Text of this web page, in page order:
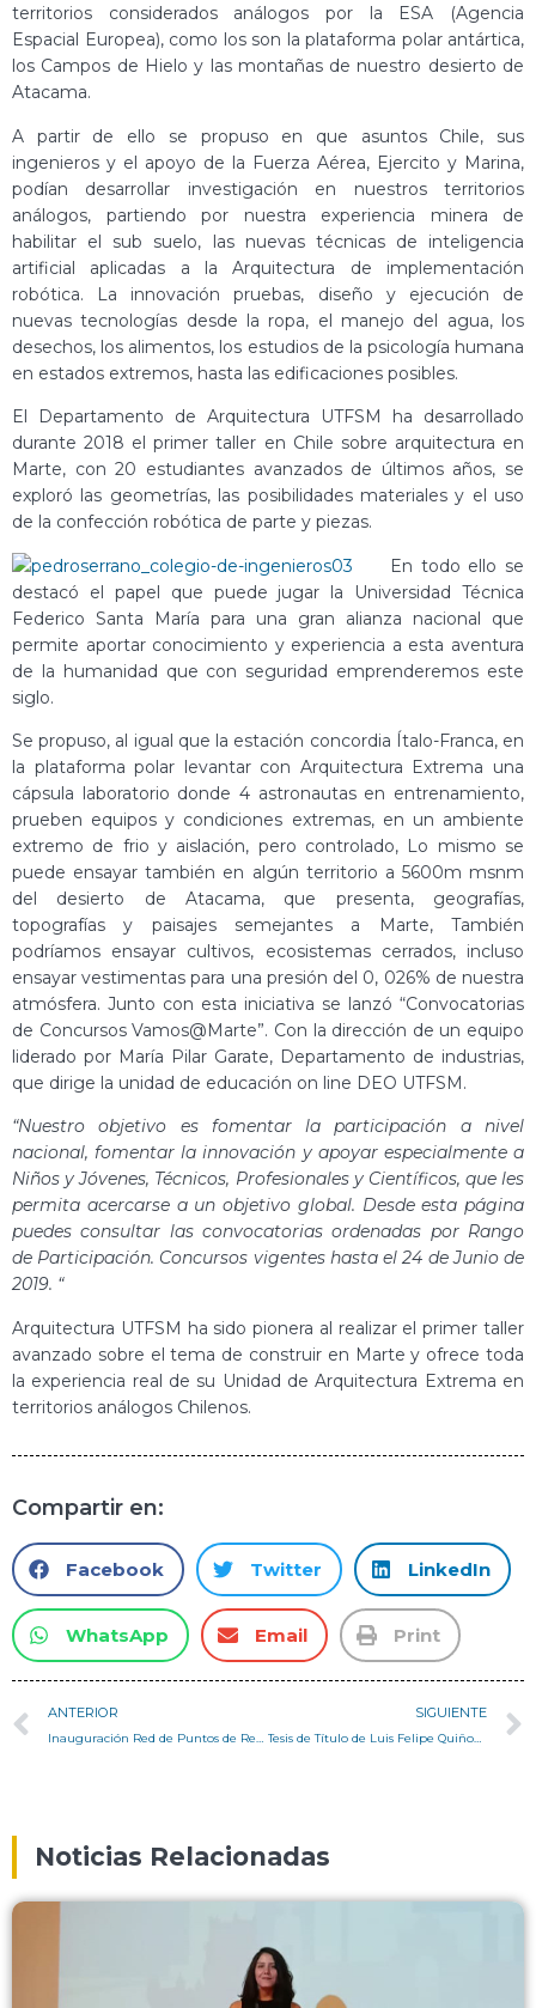
territorios considerados análogos por la ESA (Agencia
Espacial Europea), como los son la plataforma polar antártica,
los Campos de Hielo y las montañas de nuestro desierto de
Atacama.
A partir de ello se propuso en que asuntos Chile, sus
ingenieros y el apoyo de la Fuerza Aérea, Ejercito y Marina,
podían desarrollar investigación en nuestros territorios
análogos, partiendo por nuestra experiencia minera de
habilitar el sub suelo, las nuevas técnicas de inteligencia
artificial aplicadas a la Arquitectura de implementación
robótica. La innovación pruebas, diseño y ejecución de
nuevas tecnologías desde la ropa, el manejo del agua, los
desechos, los alimentos, los estudios de la psicología humana
en estados extremos, hasta las edificaciones posibles.
El Departamento de Arquitectura UTFSM ha desarrollado
durante 2018 el primer taller en Chile sobre arquitectura en
Marte, con 20 estudiantes avanzados de últimos años, se
exploró las geometrías, las posibilidades materiales y el uso
de la confección robótica de parte y piezas.
En todo ello se
destacó el papel que puede jugar la Universidad Técnica
Federico Santa María para una gran alianza nacional que
permite aportar conocimiento y experiencia a esta aventura
de la humanidad que con seguridad emprenderemos este
siglo.
Se propuso, al igual que la estación concordia Ítalo-Franca, en
la plataforma polar levantar con Arquitectura Extrema una
cápsula laboratorio donde 4 astronautas en entrenamiento,
prueben equipos y condiciones extremas, en un ambiente
extremo de frio y aislación, pero controlado, Lo mismo se
puede ensayar también en algún territorio a 5600m msnm
del desierto de Atacama, que presenta, geografías,
topografías y paisajes semejantes a Marte, También
podríamos ensayar cultivos, ecosistemas cerrados, incluso
ensayar vestimentas para una presión del 0, 026% de nuestra
atmósfera. Junto con esta iniciativa se lanzó “Convocatorias
de Concursos Vamos@Marte”. Con la dirección de un equipo
liderado por María Pilar Garate, Departamento de industrias,
que dirige la unidad de educación on line DEO UTFSM.
“Nuestro objetivo es fomentar la participación a nivel
nacional, fomentar la innovación y apoyar especialmente a
Niños y Jóvenes, Técnicos, Profesionales y Científicos, que les
permita acercarse a un objetivo global. Desde esta página
puedes consultar las convocatorias ordenadas por Rango
de Participación. Concursos vigentes hasta el 24 de Junio de
2019. “
Arquitectura UTFSM ha sido pionera al realizar el primer taller
avanzado sobre el tema de construir en Marte y ofrece toda
la experiencia real de su Unidad de Arquitectura Extrema en
territorios análogos Chilenos.
Compartir en:
Facebook Twitter LinkedIn
WhatsApp Email Print
ANTERIOR SIGUIENTE
Tesis de Título de Luis Felipe Quiñones recibe premio del CRUV
Noticias Relacionadas